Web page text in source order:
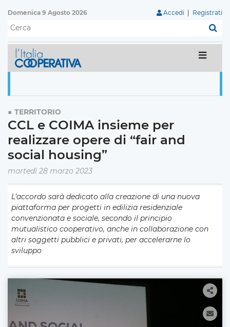
Domenica 9 Agosto 2026 Accedi Registrati
TERRITORIO
CCL e COIMA insieme per
realizzare opere di “fair and
social housing”
martedì 28 marzo 2023
L’accordo sarà dedicato alla creazione di una nuova
piattaforma per progetti in edilizia residenziale
convenzionata e sociale, secondo il principio
mutualistico cooperativo, anche in collaborazione con
altri soggetti pubblici e privati, per accelerarne lo
sviluppo